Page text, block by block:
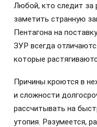
Любой, кто следит за
заметить странную
Пентагона на
ЗУР всегда
которые
Причины кроются в
и сложности
рассчитывать на
утопия. Разумеется,